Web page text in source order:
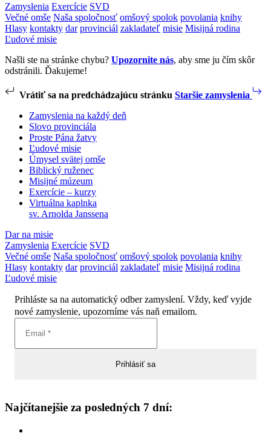
Zamyslenia Exercície SVD
Večné omše Naša spoločnosť omšový spolok povolania knihy
Hlasy kontakty dar provinciál zakladateľ misie Misijná rodina
Ľudové misie
Našli ste na stránke chybu? Upozornite nás, aby sme ju čím skôr
odstránili. Ďakujeme!
Vrátiť sa na predchádzajúcu stránku Staršie zamyslenia
Zamyslenia na každý deň
Slovo provinciála
Proste Pána žatvy
Ľudové misie
Úmysel svätej omše
Biblický ruženec
Misijné múzeum
Exercície – kurzy
Virtuálna kaplnka
sv. Arnolda Janssena
Dar na misie
Zamyslenia Exercície SVD
Večné omše Naša spoločnosť omšový spolok povolania knihy
Hlasy kontakty dar provinciál zakladateľ misie Misijná rodina
Ľudové misie
Prihláste sa na automatický odber zamyslení. Vždy, keď vyjde
nové zamyslenie, upozorníme vás naň emailom.
Najčítanejšie za posledných 7 dní: